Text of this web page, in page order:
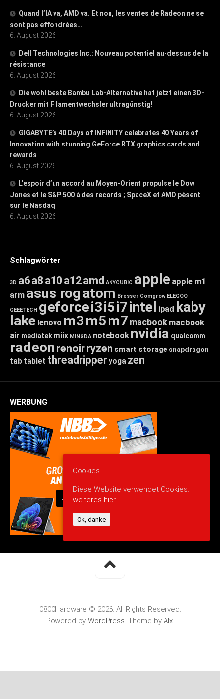
Quand l’IA va, AMD va. Et non, les ventes de Radeon ne se
sont pas effondrées…
6. August 2026
Dell Technologies Inc.: Nouveau potentiel au-dessus de la
résistance
6. August 2026
Die wohl beste Bambu Lab-Alternative hat jetzt einen 3D-
Drucker mit Filamentwechsler ultragünstig!
6. August 2026
GIGABYTE’s 40 Days of INFINITY celebrates 40 Years of
Innovation with stunning GeForce RTX graphics cards and
rewards
6. August 2026
L’espoir d’un accord au Moyen-Orient propulse le Dow
Jones et le S&P 500 à des records ; SpaceX et AMD pèsent
sur le Nasdaq
6. August 2026
Schlagwörter
3D a6a8 a10 a12amd ANYCUBIC apple apple m1
arm asus rogatom Bresser Comgrow ELEGOO
GEEETECH geforcei3i5i7intel ipad kaby
lake lenovo m3m5m7 macbook macbook
air mediatek miix MINGDA notebook nvidia qualcomm
radeon renoirryzen smart storage snapdragon
tab tablet threadripperyoga zen
WERBUNG
0800Hardware © 2026. All Rights Reserved.
Powered by WordPress. Theme by Alx.
Cookies
Diese Website verwendet Cookies:
weiteres hier.
Ok, danke